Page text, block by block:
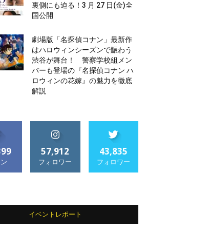
裏側にも迫る！3 月 27 日(金)全
国公開
劇場版「名探偵コナン」最新作
はハロウィンシーズンで賑わう
渋谷が舞台！ 警察学校組メン
バーも登場の『名探偵コナン ハ
ロウィンの花嫁』の魅力を徹底
解説
57,912
フォロワー
43,835
フォロワー
イベントレポート